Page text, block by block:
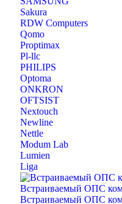
Sakura
RDW Computers
Qomo
Proptimax
Pl-llc
PHILIPS
Optoma
ONKRON
OFTSIST
Nextouch
Newline
Nettle
Modum Lab
Lumien
Liga